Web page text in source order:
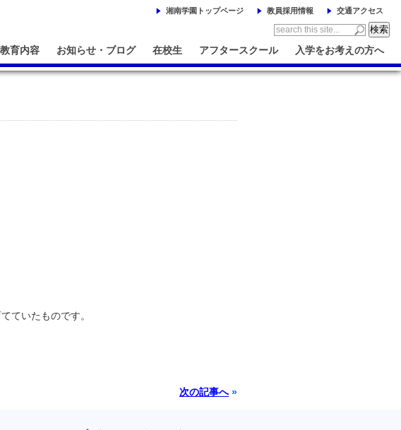
湘南学園トップページ 教員採用情報 交通アクセス
教育内容 お知らせ・ブログ 在校生 アフタースクール 入学をお考えの方へ
ていたものです。
次の記事へ»